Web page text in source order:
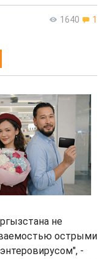
1640 1
не
острыми
-